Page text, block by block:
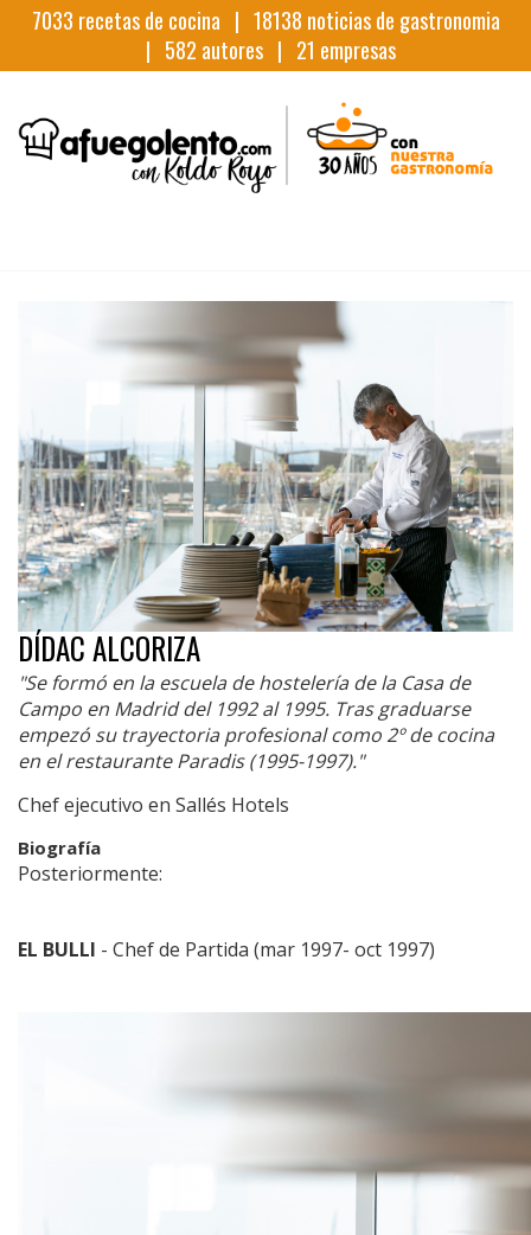
7033 recetas de cocina | 18138 noticias de gastronomia
| 582 autores | 21 empresas
DÍDAC ALCORIZA
"Se formó en la escuela de hostelería de la Casa de
Campo en Madrid del 1992 al 1995. Tras graduarse
empezó su trayectoria profesional como 2º de cocina
en el restaurante Paradis (1995-1997)."
Chef ejecutivo en Sallés Hotels
Biografía
Posteriormente:
EL BULLI - Chef de Partida (mar 1997- oct 1997)